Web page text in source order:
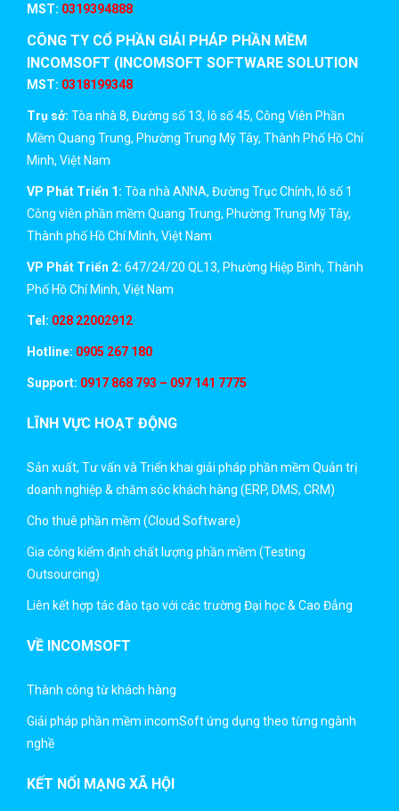
MST: 0319394888
CÔNG TY CỔ PHẦN GIẢI PHÁP PHẦN MỀM
INCOMSOFT (INCOMSOFT SOFTWARE SOLUTION
JSC)
MST: 0318199348
Trụ sở: Tòa nhà 8, Đường số 13, lô số 45, Công Viên Phần
Mềm Quang Trung, Phường Trung Mỹ Tây, Thành Phố Hồ Chí
Minh, Việt Nam
VP Phát Triển 1: Tòa nhà ANNA, Đường Trục Chính, lô số 1
Công viên phần mềm Quang Trung, Phường Trung Mỹ Tây,
Thành phố Hồ Chí Minh, Việt Nam
VP Phát Triển 2: 647/24/20 QL13, Phường Hiệp Bình, Thành
Phố Hồ Chí Minh, Việt Nam
Tel: 028 22002912
Hotline: 0905 267 180
Support: 0917 868 793 – 097 141 7775
LĨNH VỰC HOẠT ĐỘNG
Sản xuất, Tư vấn và Triển khai giải pháp phần mềm Quản trị
doanh nghiệp & chăm sóc khách hàng (ERP, DMS, CRM)
Cho thuê phần mềm (Cloud Software)
Gia công kiểm định chất lượng phần mềm (Testing
Outsourcing)
Liên kết hợp tác đào tạo với các trường Đại học & Cao Đẳng
VỀ INCOMSOFT
Thành công từ khách hàng
Giải pháp phần mềm incomSoft ứng dụng theo từng ngành
nghề
KẾT NỐI MẠNG XÃ HỘI